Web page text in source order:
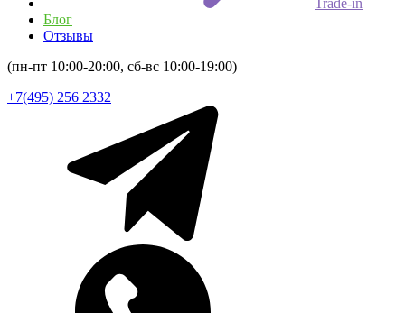
Trade-in
Блог
Отзывы
(пн-пт 10:00-20:00, сб-вс 10:00-19:00)
+7(495) 256 2332